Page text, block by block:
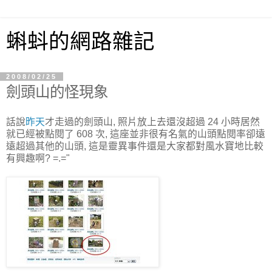
蝌蚪的網路雜記
2008/02/25
劍頭山的怪現象
話說昨天才走過的劍頭山, 照片放上去還沒超過 24 小時居然
就已經被點閱了 608 次, 這座並非很有名氣的山頭點閱率卻遠
遠超過其他的山頭, 這是靈異事件還是大家都對風水寶地比較
有興趣啊? =.="